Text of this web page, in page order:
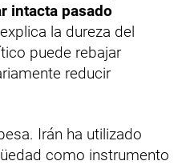
intacta pasado
la dureza del
puede rebajar
reducir
Irán ha utilizado
como instrumento